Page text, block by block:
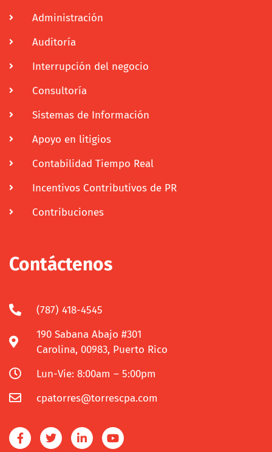
Administración
Auditoría
Interrupción del negocio
Consultoría
Sistemas de Información
Apoyo en litigios
Contabilidad Tiempo Real
Incentivos Contributivos de PR
Contribuciones
Contáctenos
(787) 418-4545
190 Sabana Abajo #301
Carolina, 00983, Puerto Rico
Lun-Vie: 8:00am – 5:00pm
cpatorres@torrescpa.com